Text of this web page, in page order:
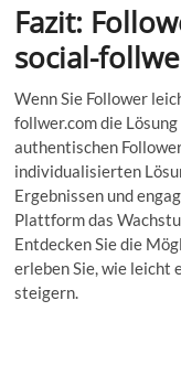
Fazit:
social-
Wenn Sie Follower
follwer.com die
authentischen
individualisierten
Ergebnissen und
Plattform das
Entdecken Sie die
erleben Sie, wie leicht
steigern.